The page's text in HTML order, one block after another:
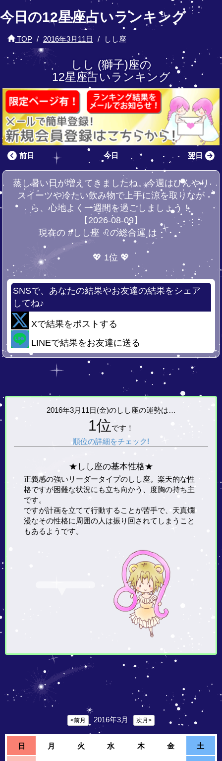
今日の12星座占いランキング
TOP 2016年3月11日 しし座
しし (獅子)座の
12星座占いランキング
前日 今日 翌日
蒸し暑い日が増えてきましたね。今週はひんやり
スイーツや冷たい飲み物で上手に涼を取りなが
ら、心地よく一週間を過ごしましょう！
【2026-08-09】
現在の #しし座 ♌の総合運 は・・・
💖 1位 💖
SNSで、あなたの結果やお友達の結果をシェア
してね♪
Xで結果をポストする
LINEで結果をお友達に送る
2016年3月11日(金)のしし座の運勢は…
1位です！
順位の詳細をチェック!
★しし座の基本性格★
正義感の強いリーダータイプのしし座。楽天的な性
格ですが困難な状況にも立ち向かう、度胸の持ち主
です。
ですが計画を立てて行動することが苦手で、天真爛
漫なその性格に周囲の人は振り回されてしまうこと
もあるようです。
<前月 2016年3月 次月>
日 月 火 水 木 金 土